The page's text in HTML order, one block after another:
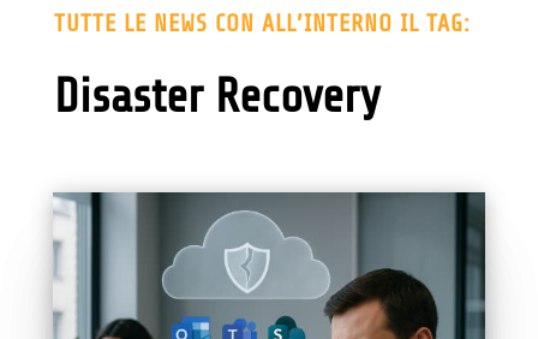
TUTTE LE NEWS CON ALL’INTERNO IL TAG:
Disaster Recovery